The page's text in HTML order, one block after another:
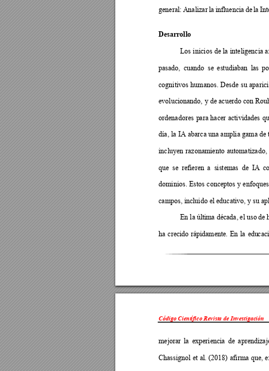
general: Analizar la influencia de la
Desarrollo
Los inicios de la inteligencia
pasado, cuando se estudiaban las
cognitivos humanos. Desde su aparic
evolucionando, y de acuerdo con
ordenadores para hacer actividades
día, la IA abarca una amplia gama de
incluyen razonamiento automatizado,
que se refieren a sistemas de IA
dominios. Estos conceptos y enfoque
campos, incluido el educativo, y su
En la última década, el uso de
ha crecido rápidamente. En la educ
Código Científico Revista de Investigación
mejorar la experiencia de
Chassignol et al. (2018) afirma que,